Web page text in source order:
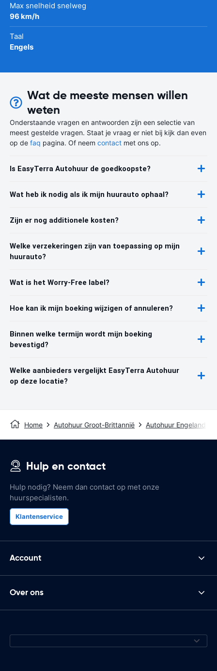
Max snelheid snelweg
96 km/h
Taal
Engels
Wat de meeste mensen willen
weten
Onderstaande vragen en antwoorden zijn een selectie van
meest gestelde vragen. Staat je vraag er niet bij kijk dan even
op de faq pagina. Of neem contact met ons op.
Is EasyTerra Autohuur de goedkoopste?
Wat heb ik nodig als ik mijn huurauto ophaal?
Zijn er nog additionele kosten?
Welke verzekeringen zijn van toepassing op mijn
huurauto?
Wat is het Worry-Free label?
Hoe kan ik mijn boeking wijzigen of annuleren?
Binnen welke termijn wordt mijn boeking
bevestigd?
Welke aanbieders vergelijkt EasyTerra Autohuur
op deze locatie?
Home Autohuur Groot-Brittannië Autohuur Engeland
Hulp en contact
Hulp nodig? Neem dan contact op met onze
huurspecialisten.
Klantenservice
Account
Over ons